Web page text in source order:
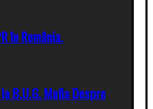
în România.
B.U.G. Mafia Despre